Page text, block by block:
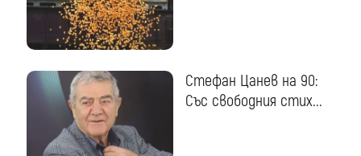
Стефан Цанев на 90:
Със свободния стих...